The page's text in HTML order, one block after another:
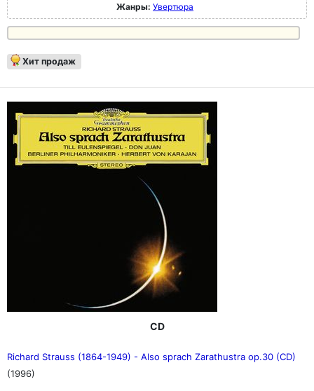
Жанры: Увертюра
Хит продаж
CD
Richard Strauss (1864-1949) - Also sprach Zarathustra op.30 (CD)
(1996)